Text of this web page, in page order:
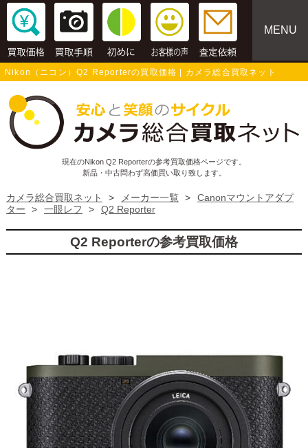
MENU
Nikon（ニコン）Q2 Reporterの買取価格 | カメラ総合買取ネット
現在のNikon Q2 Reporterの参考買取価格ページです。
新品・中古問わず高価買い取り致します。
カメラ総合買取ネット > メーカー一覧 >
Canonマウントアダプ
ター
> 一眼レフ > Q2 Reporter
Q2 Reporterの参考買取価格